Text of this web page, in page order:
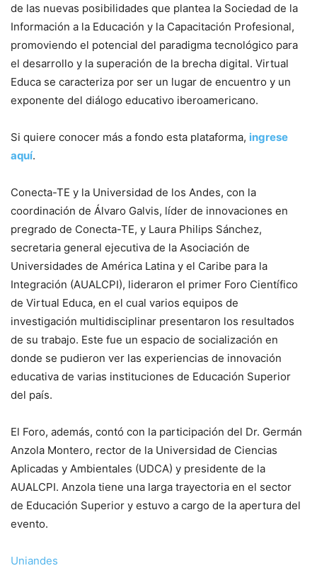
de las nuevas posibilidades que plantea la Sociedad de la
Información a la Educación y la Capacitación Profesional,
promoviendo el potencial del paradigma tecnológico para
el desarrollo y la superación de la brecha digital. Virtual
Educa se caracteriza por ser un lugar de encuentro y un
exponente del diálogo educativo iberoamericano.
Si quiere conocer más a fondo esta plataforma, ingrese
aquí.
Conecta-TE y la Universidad de los Andes, con la
coordinación de Álvaro Galvis, líder de innovaciones en
pregrado de Conecta-TE, y Laura Philips Sánchez,
secretaria general ejecutiva de la Asociación de
Universidades de América Latina y el Caribe para la
Integración (AUALCPI), lideraron el primer Foro Científico
de Virtual Educa, en el cual varios equipos de
investigación multidisciplinar presentaron los resultados
de su trabajo. Este fue un espacio de socialización en
donde se pudieron ver las experiencias de innovación
educativa de varias instituciones de Educación Superior
del país.
El Foro, además, contó con la participación del Dr. Germán
Anzola Montero, rector de la Universidad de Ciencias
Aplicadas y Ambientales (UDCA) y presidente de la
AUALCPI. Anzola tiene una larga trayectoria en el sector
de Educación Superior y estuvo a cargo de la apertura del
evento.
Uniandes